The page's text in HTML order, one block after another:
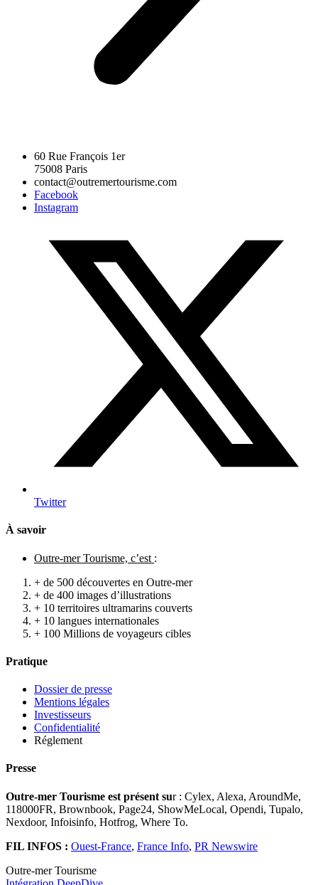
60 Rue François 1er
75008 Paris
contact@outremertourisme.com
Facebook
Instagram
Twitter
À savoir
Outre-mer Tourisme, c’est :
+ de 500 découvertes en Outre-mer
+ de 400 images d’illustrations
+ 10 territoires ultramarins couverts
+ 10 langues internationales
+ 100 Millions de voyageurs cibles
Pratique
Dossier de presse
Mentions légales
Investisseurs
Confidentialité
Réglement
Presse
Outre-mer Tourisme est présent sur : Cylex, Alexa, AroundMe,
118000FR, Brownbook, Page24, ShowMeLocal, Opendi, Tupalo,
Nexdoor, Infoisinfo, Hotfrog, Where To.
FIL INFOS : Ouest-France, France Info, PR Newswire
Outre-mer Tourisme